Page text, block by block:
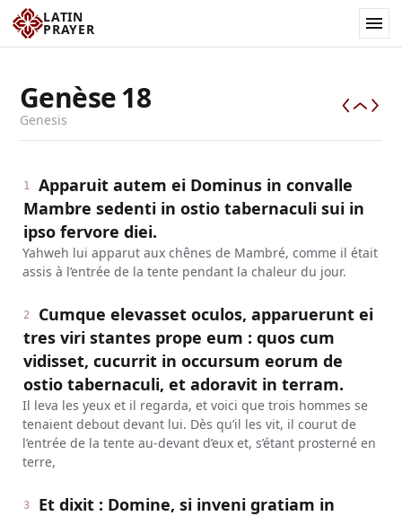
LATIN
PRAYER
Genèse18
Genesis
1
Apparuit autem ei Dominus in convalle
Mambre sedenti in ostio tabernaculi sui in
ipso fervore diei.
Yahweh lui apparut aux chênes de Mambré, comme il était
assis à l’entrée de la tente pendant la chaleur du jour.
2
Cumque elevasset oculos, apparuerunt ei
tres viri stantes prope eum : quos cum
vidisset, cucurrit in occursum eorum de
ostio tabernaculi, et adoravit in terram.
Il leva les yeux et il regarda, et voici que trois hommes se
tenaient debout devant lui. Dès qu’il les vit, il courut de
l’entrée de la tente au-devant d’eux et, s’étant prosterné en
terre,
3
Et dixit : Domine, si inveni gratiam in